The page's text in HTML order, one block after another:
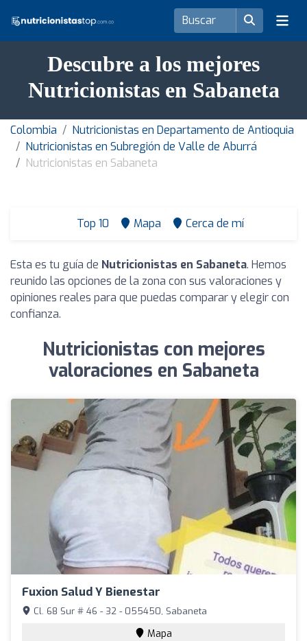
Descubre a los mejores
Nutricionistas en Sabaneta
Colombia
Nutricionistas en Departamento de Antioquia
Nutricionistas en Subregión de Valle de Aburrá
Nutricionistas en Sabaneta
Top 10 Mapa Cerca de mí
Esta es tu guía de Nutricionistas en Sabaneta. Hemos
reunido las opciones de la zona con sus valoraciones y
opiniones reales para que puedas comparar y elegir con
confianza.
Nutricionistas con mejores
valoraciones en Sabaneta
Fuxion Salud Y Bienestar
Cl. 68 Sur # 46 - 32 - 055450, Sabaneta
Mapa